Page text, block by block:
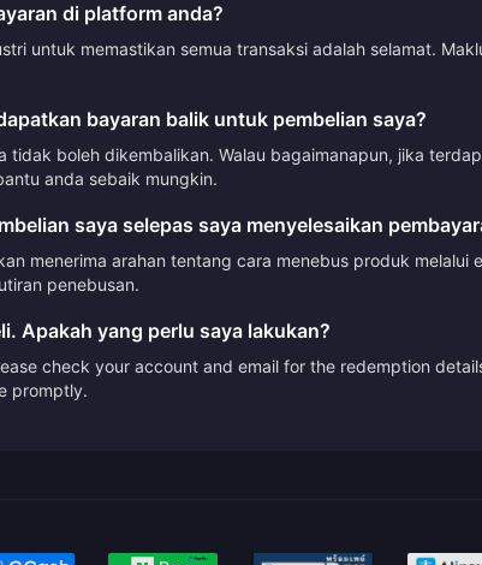
di platform anda?
untuk memastikan semua transaksi adalah selamat.
bayaran balik untuk pembelian saya?
tidak boleh dikembalikan. Walau bagaimanapun, jika
anda sebaik mungkin.
saya selepas saya menyelesaikan
menerima arahan tentang cara menebus produk
penebusan.
Apakah yang perlu saya lakukan?
check your account and email for the redemption
promptly.